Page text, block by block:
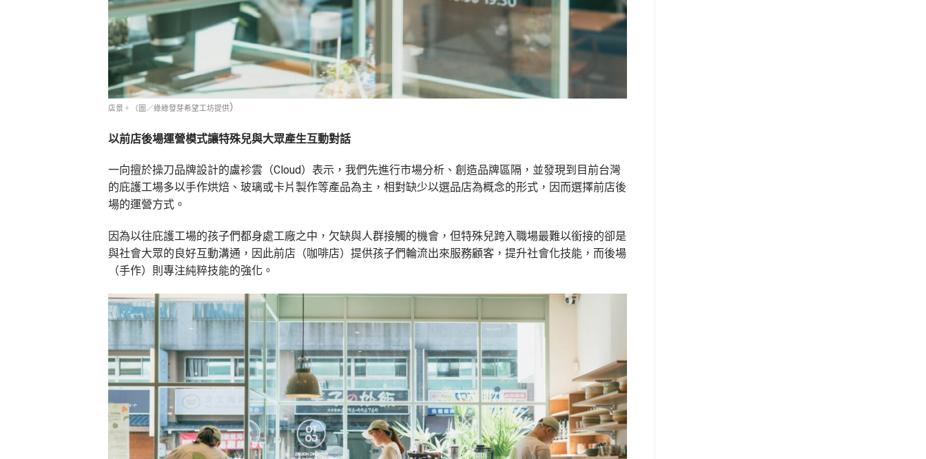
店景。（圖／綠綠發芽希望工坊提供）
以前店後場運營模式讓特殊兒與大眾產生互動對話
一向擅於操刀品牌設計的盧袗雲（Cloud）表示，我們先進行市場分析、創造品牌區隔，並發現到目前台灣
的庇護工場多以手作烘焙、玻璃或卡片製作等產品為主，相對缺少以選品店為概念的形式，因而選擇前店後
場的運營方式。
因為以往庇護工場的孩子們都身處工廠之中，欠缺與人群接觸的機會，但特殊兒跨入職場最難以銜接的卻是
與社會大眾的良好互動溝通，因此前店（咖啡店）提供孩子們輪流出來服務顧客，提升社會化技能，而後場
（手作）則專注純粹技能的強化。